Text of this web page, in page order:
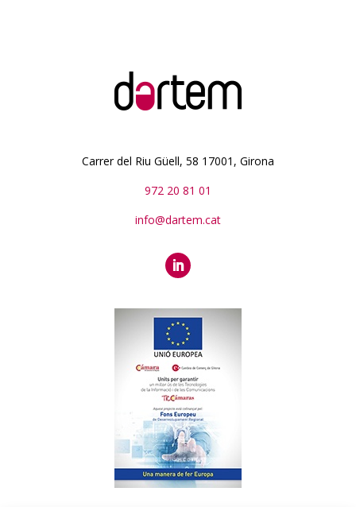
Carrer del Riu Güell, 58 17001, Girona
972 20 81 01
info@dartem.cat